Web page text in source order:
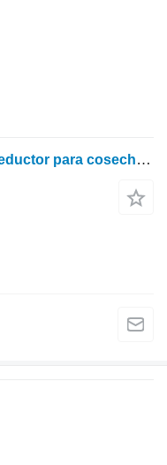
Claas ConSpeed Lexion Claas reductor para cosechadora de maíz